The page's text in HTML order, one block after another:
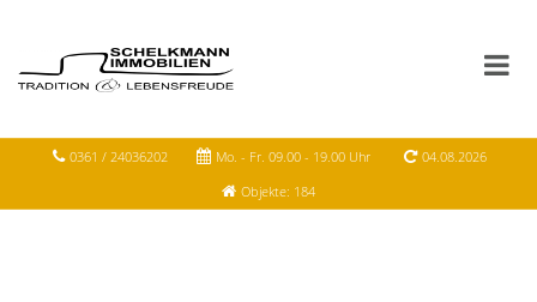
0361 / 24036202 Mo. - Fr. 09.00 - 19.00 Uhr
04.08.2026
Objekte: 184